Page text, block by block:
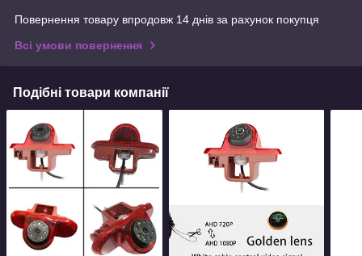
Повернення товару впродовж 14 днів за рахунок покупця
Всі умови повернення
Подібні товари компанії